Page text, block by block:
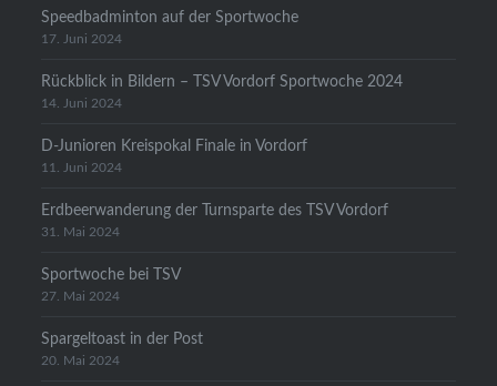
Speedbadminton auf der Sportwoche
17. Juni 2024
Rückblick in Bildern – TSV Vordorf Sportwoche 2024
14. Juni 2024
D-Junioren Kreispokal Finale in Vordorf
11. Juni 2024
Erdbeerwanderung der Turnsparte des TSV Vordorf
31. Mai 2024
Sportwoche bei TSV
27. Mai 2024
Spargeltoast in der Post
20. Mai 2024